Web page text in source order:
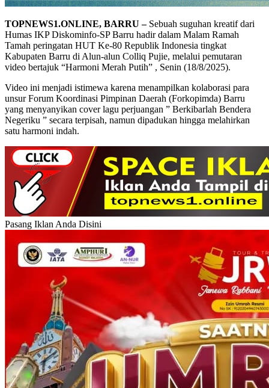
TOPNEWS1.ONLINE, BARRU –Sebuah suguhan kreatif dari
Humas IKP Diskominfo-SP Barru hadir dalam Malam Ramah
Tamah peringatan HUT Ke-80 Republik Indonesia tingkat
Kabupaten Barru di Alun-alun Colliq Pujie, melalui pemutaran
video bertajuk “Harmoni Merah Putih” , Senin (18/8/2025).
Video ini menjadi istimewa karena menampilkan kolaborasi para
unsur Forum Koordinasi Pimpinan Daerah (Forkopimda) Barru
yang menyanyikan cover lagu perjuangan ” Berkibarlah Bendera
Negeriku ” secara terpisah, namun dipadukan hingga melahirkan
satu harmoni indah.
Pasang Iklan Anda Disini